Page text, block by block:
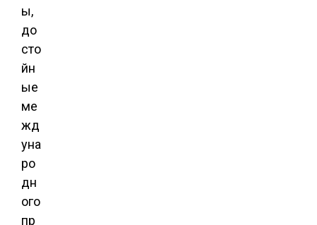
ы,
до
сто
йн
ые
ме
жд
уна
ро
дн
ого
пр